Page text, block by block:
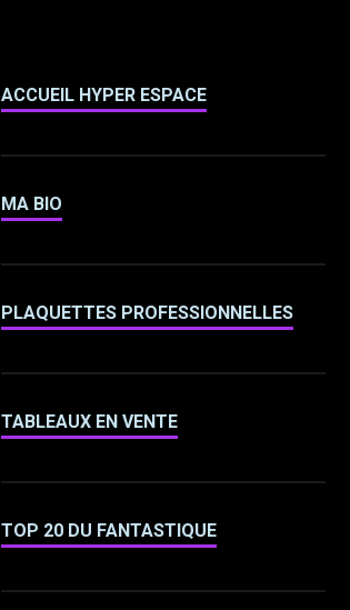
ACCUEIL HYPER ESPACE
MA BIO
PLAQUETTES PROFESSIONNELLES
TABLEAUX EN VENTE
TOP 20 DU FANTASTIQUE